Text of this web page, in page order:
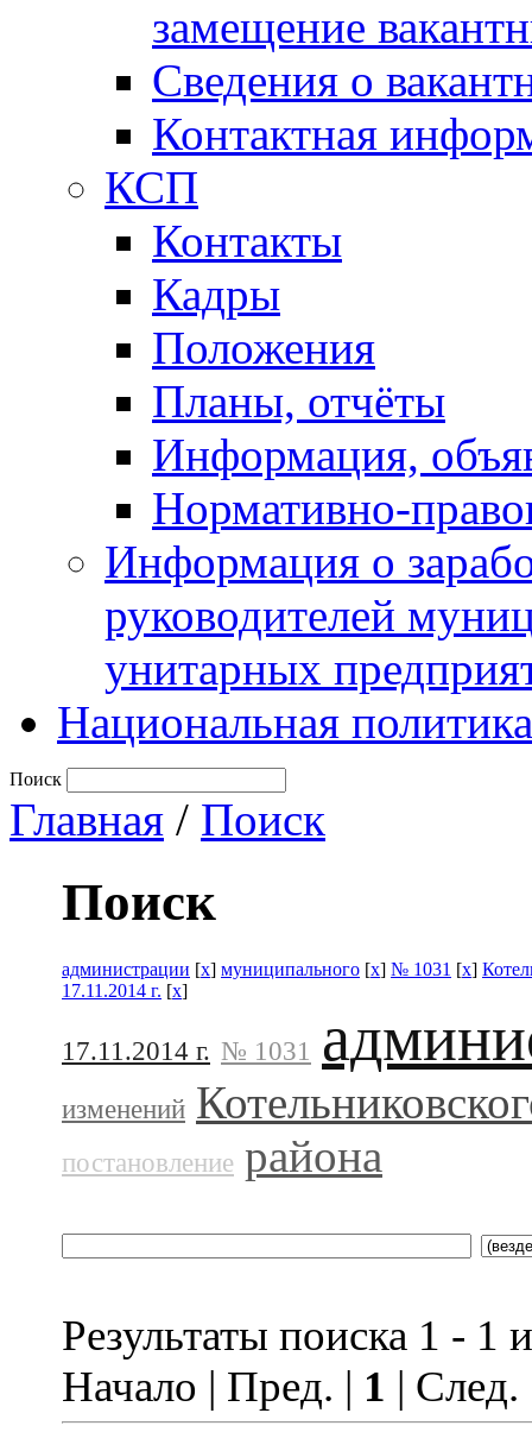
замещение
Сведения о
Контактная
КСП
Контакты
Кадры
Положения
Планы, отчёты
Информация,
Нормативно-
Информация о
руководителей
унитарных
Национальная политика
Поиск
Главная / Поиск
Поиск
администрации [x] муниципального [x] № 1031 [x]
17.11.2014 г. [x]
17.11.2014 г. № 1031
изменений
постановление района
Результаты поиска 1 - 1
Начало | Пред. | 1 |